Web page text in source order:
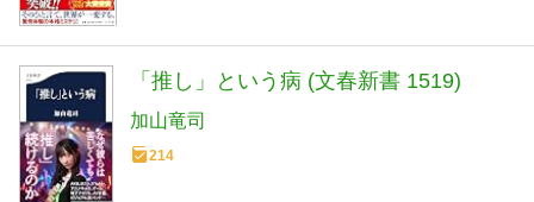
「推し」という病 (文春新書 1519)
加山竜司
214